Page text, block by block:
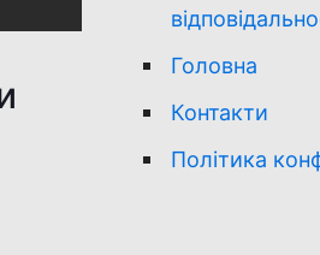
Головна
Контакти
Політика